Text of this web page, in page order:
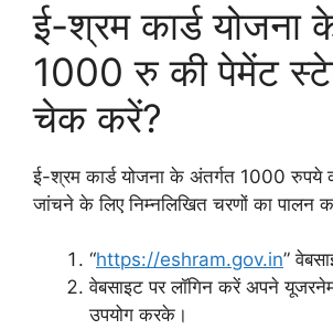
ई-श्रम कार्ड योजना
1000 रु की पेमेंट
चेक करें?
ई-श्रम कार्ड योजना के अंतर्गत 1000 रुपये
जांचने के लिए निम्नलिखित चरणों का पालन
“https://eshram.gov.in”
वेबसाइट पर लॉगिन करें अपने
उपयोग करके।